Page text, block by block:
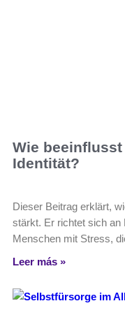
Wie
Identität?
Dieser Beitrag erklärt,
stärkt. Er richtet sich an
Menschen mit Stress,
Leer más »